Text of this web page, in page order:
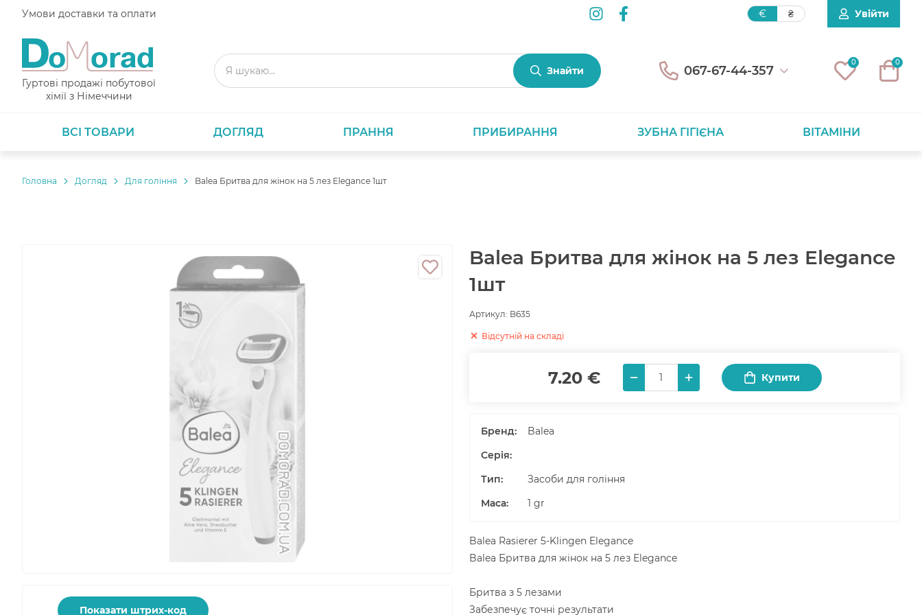
Умови доставки та оплати € ₴ Увійти
Гуртові продажі побутової
хімії з Німеччини
Знайти 067-67-44-357
0 0
ВСІ ТОВАРИ ДОГЛЯД ПРАННЯ ПРИБИРАННЯ ЗУБНА ГІГІЄНА ВІТАМІНИ
Головнa Догляд Для гоління Balea Бритва для жінок на 5 лез Elegance 1шт
Показати штрих-код
Balea Бритва для жінок на 5 лез Elegance
1шт
Артикул: B635
Відсутній на складі
7.20 € Купити
Бренд:
Balea
Серія:
Тип:
Засоби для гоління
Маса: 1 gr
Balea Rasierer 5-Klingen Elegance
Balea Бритва для жінок на 5 лез Elegance
Бритва з 5 лезами
Забезпечує точні результати